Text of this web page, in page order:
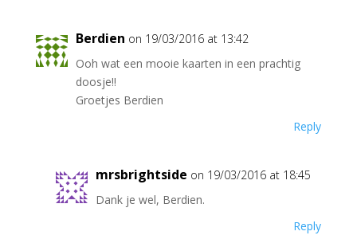
Berdien on 19/03/2016 at 13:42
Ooh wat een mooie kaarten in een prachtig
doosje!!
Groetjes Berdien
Reply
mrsbrightside on 19/03/2016 at 18:45
Dank je wel, Berdien.
Reply